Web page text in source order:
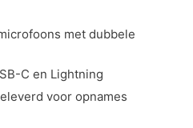
met dubbele
C en Lightning
voor opnames